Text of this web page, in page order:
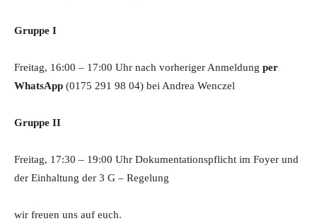
Gruppe I
Freitag, 16:00 – 17:00 Uhr nach vorheriger Anmeldung per
WhatsApp (0175 291 98 04) bei Andrea Wenczel
Gruppe II
Freitag, 17:30 – 19:00 Uhr Dokumentationspflicht im Foyer und
der Einhaltung der 3 G – Regelung
wir freuen uns auf euch.